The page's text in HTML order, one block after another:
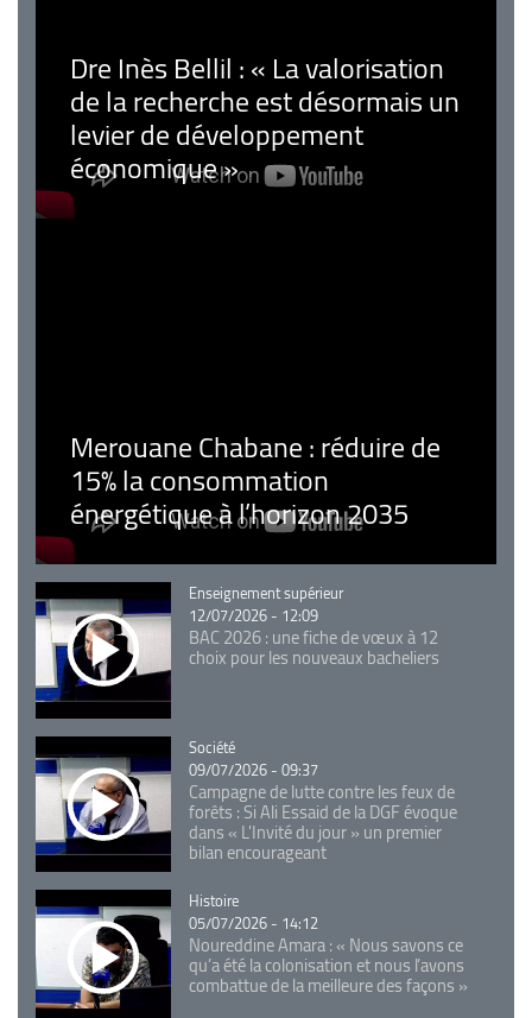
Dre Inès Bellil : « La valorisation
de la recherche est désormais un
levier de développement
économique »
Merouane Chabane : réduire de
15% la consommation
énergétique à l’horizon 2035
Catégorie
Enseignement supérieur
12/07/2026 - 12:09
BAC 2026 : une fiche de vœux à 12
choix pour les nouveaux bacheliers
Catégorie
Société
09/07/2026 - 09:37
Campagne de lutte contre les feux de
forêts : Si Ali Essaid de la DGF évoque
dans « L'Invité du jour » un premier
bilan encourageant
Catégorie
Histoire
05/07/2026 - 14:12
Noureddine Amara : « Nous savons ce
qu’a été la colonisation et nous l’avons
combattue de la meilleure des façons »